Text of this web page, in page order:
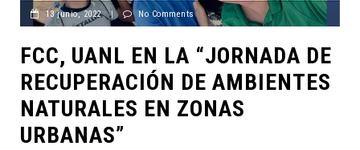
13 junio, 2022 | No Comments
FCC, UANL EN LA “JORNADA DE
RECUPERACIÓN DE AMBIENTES
NATURALES EN ZONAS
URBANAS”